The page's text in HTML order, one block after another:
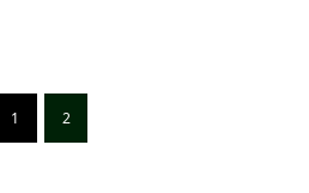
1 2